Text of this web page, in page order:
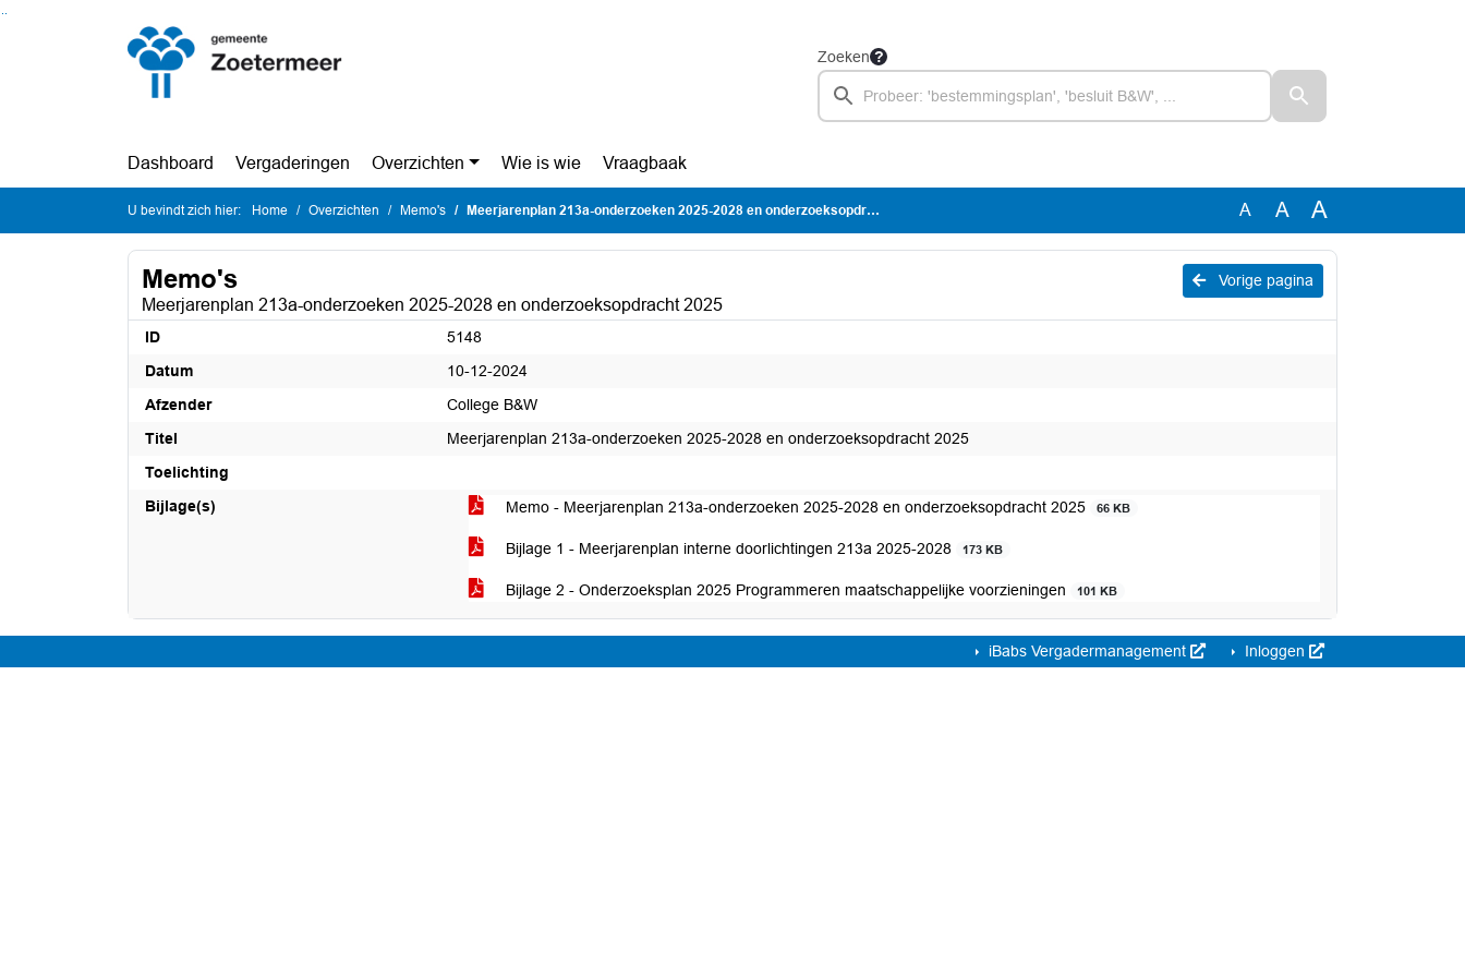
Ga naar de inhoud van deze pagina
Ga naar het zoeken
Ga naar het menu
Zoeken
Dashboard Vergaderingen Overzichten Wie is wie Vraagbaak
U bevindt zich hier: Home Overzichten Memo's Meerjarenplan 213a-onderzoeken 2025-2028 en onderzoeksopdracht 2025 A A A
Vorige pagina
Memo's
Meerjarenplan 213a-onderzoeken 2025-2028 en onderzoeksopdracht 2025
ID
5148
Datum
10-12-2024
Afzender
College B&W
Titel
Meerjarenplan 213a-onderzoeken 2025-2028 en onderzoeksopdracht 2025
Toelichting
Bijlage(s)
Memo - Meerjarenplan 213a-onderzoeken 2025-2028 en onderzoeksopdracht 2025 66 KB
Bijlage 1 - Meerjarenplan interne doorlichtingen 213a 2025-2028 173 KB
Bijlage 2 - Onderzoeksplan 2025 Programmeren maatschappelijke voorzieningen 101 KB
iBabs Vergadermanagement Inloggen